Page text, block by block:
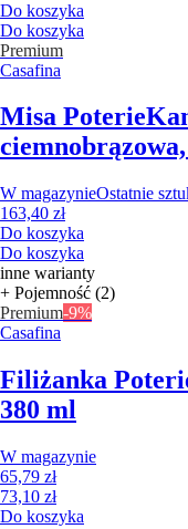
Do koszyka
Do koszyka
Premium
Casafina
Misa Poterie
W magazynieOstatnie
163,40 zł
Do koszyka
Do koszyka
inne warianty
+ Pojemność (2)
Premium-9%
Casafina
Filiżanka
380 ml
W magazynie
65,79 zł
73,10 zł
Do koszyka